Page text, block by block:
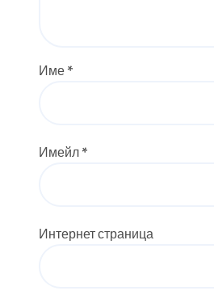
Име *
Имейл *
Интернет страница